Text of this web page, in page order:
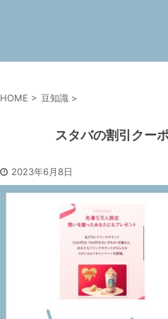
HOME > 豆知識 >
スタバの割引クー
2023年6月8日